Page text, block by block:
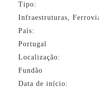
Tipo:
Infraestruturas,
País:
Portugal
Localização:
Fundão
Data de início: